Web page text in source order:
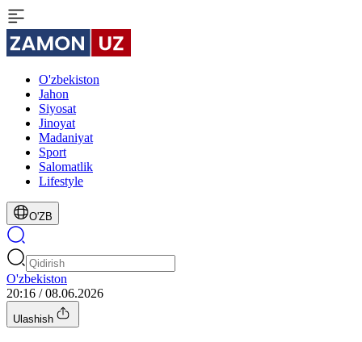
O'zbekiston
Jahon
Siyosat
Jinoyat
Madaniyat
Sport
Salomatlik
Lifestyle
O'ZB
O'zbekiston
20:16 / 08.06.2026
Ulashish